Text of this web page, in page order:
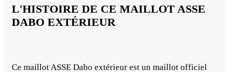
L'HISTOIRE DE CE MAILLOT ASSE
DABO EXTÉRIEUR
Ce maillot ASSE Dabo extérieur est un maillot officiel